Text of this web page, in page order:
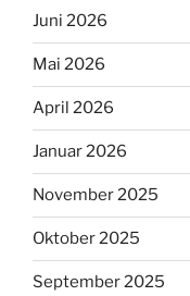
Juni 2026
Mai 2026
April 2026
Januar 2026
November 2025
Oktober 2025
September 2025